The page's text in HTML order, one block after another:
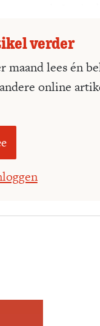
verder
maand lees én
online